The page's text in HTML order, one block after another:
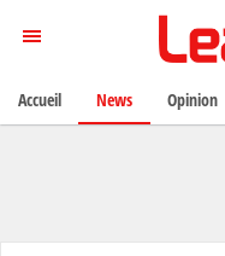
Accueil News Opinion